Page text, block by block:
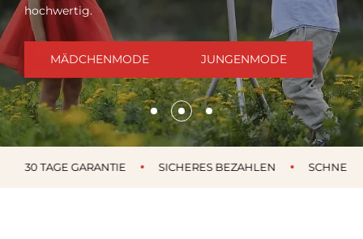
hochwertig.
MÄDCHENMODE JUNGENMODE
TAGE GARANTIE SICHERES BEZAHLEN SCHNELLER